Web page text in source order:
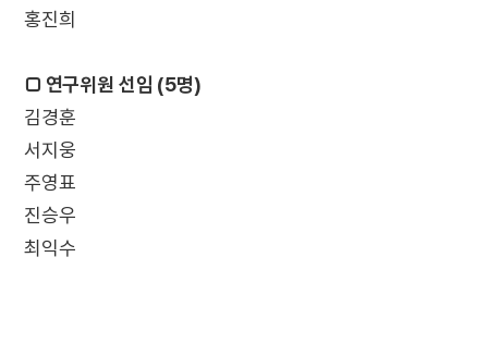
홍진희
□ 연구위원 선임 (5명)
김경훈
서지웅
주영표
진승우
최익수